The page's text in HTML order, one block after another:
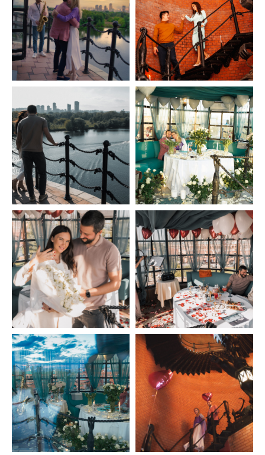
ПЕРЕЙТИ НА СТРАНИЦУ УСЛУГИ
ХОТИТЕ УЗНАТЬ
ПОДРОБНЕЕ ?
Оставьте свои контактные данные
и мы Вам перезвоним
+7
ОТПРАВИТЬ